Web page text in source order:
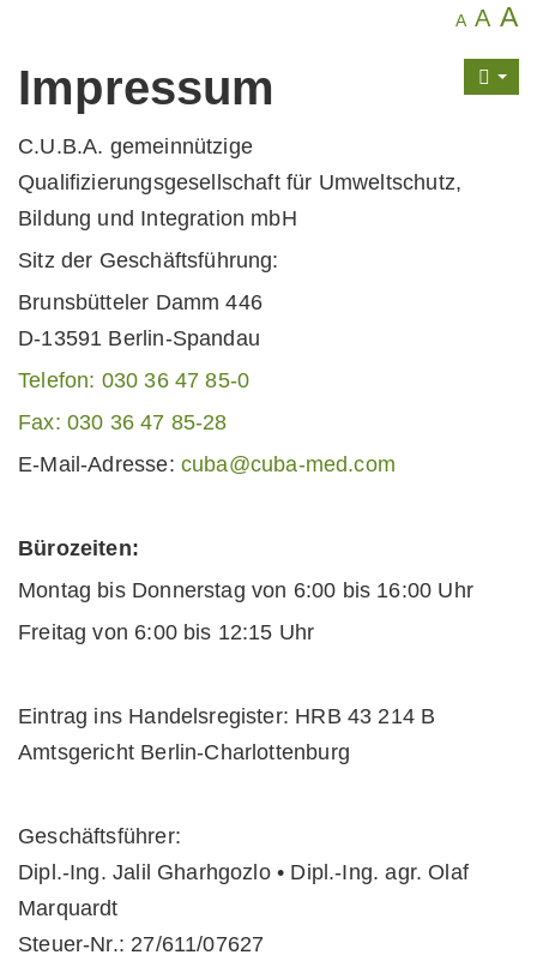
A A A
Impressum
C.U.B.A. gemeinnützige
Qualifizierungsgesellschaft für Umweltschutz,
Bildung und Integration mbH
Sitz der Geschäftsführung:
Brunsbütteler Damm 446
D-13591 Berlin-Spandau
Telefon: 030 36 47 85-0
Fax: 030 36 47 85-28
E-Mail-Adresse: cuba@cuba-med.com
Bürozeiten:
Montag bis Donnerstag von 6:00 bis 16:00 Uhr
Freitag von 6:00 bis 12:15 Uhr
Eintrag ins Handelsregister: HRB 43 214 B
Amtsgericht Berlin-Charlottenburg
Geschäftsführer:
Dipl.-Ing. Jalil Gharhgozlo • Dipl.-Ing. agr. Olaf
Marquardt
Steuer-Nr.: 27/611/07627